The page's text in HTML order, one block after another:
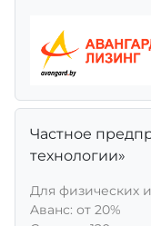
Частное
технологии»
Для физических
Aванс: от 20%